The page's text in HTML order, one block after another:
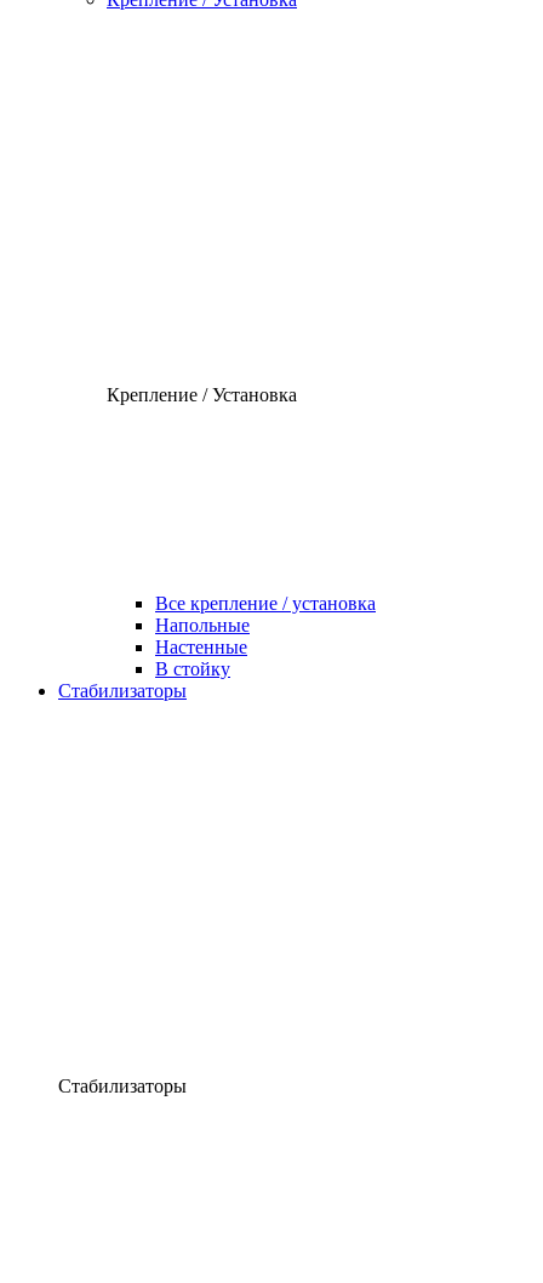
Крепление / Установка
Все крепление / установка
Напольные
Настенные
В стойку
Стабилизаторы
Стабилизаторы